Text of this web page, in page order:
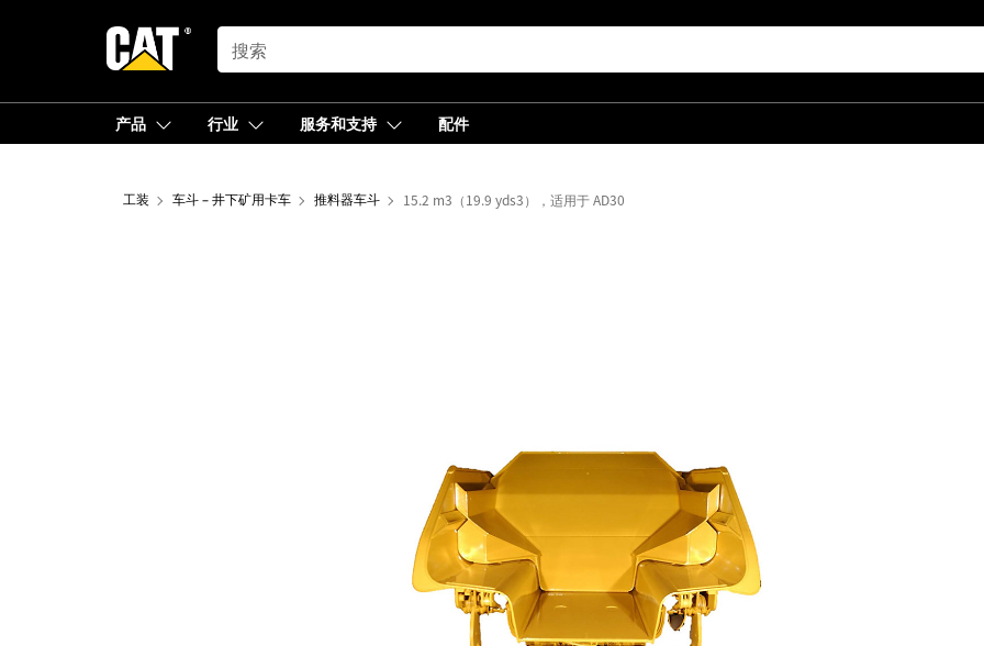
SEARCH
产品 行业 服务和支持 配件
工装 车斗 – 井下矿用卡车 推料器车斗 15.2 m3（19.9 yds3），适用于 AD30